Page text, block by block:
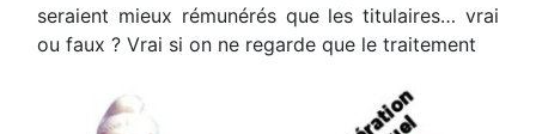
seraient mieux rémunérés que les titulaires… vrai
ou faux ? Vrai si on ne regarde que le traitement